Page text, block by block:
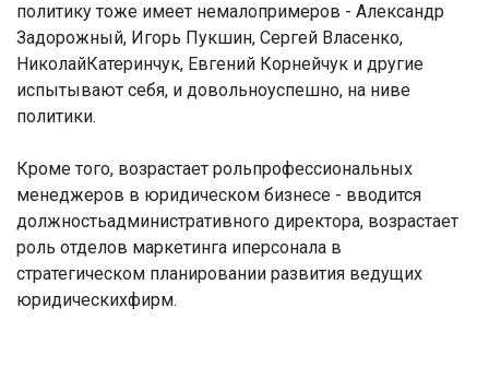
политику тоже имеет немалопримеров - Александр
Задорожный, Игорь Пукшин, Сергей Власенко,
НиколайКатеринчук, Евгений Корнейчук и другие
испытывают себя, и довольноуспешно, на ниве
политики.
Кроме того, возрастает рольпрофессиональных
менеджеров в юридическом бизнесе - вводится
должностьадминистративного директора, возрастает
роль отделов маркетинга иперсонала в
стратегическом планировании развития ведущих
юридическихфирм.